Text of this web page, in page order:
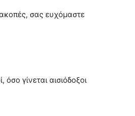
σας ευχόμαστε
γίνεται αισιόδοξοι